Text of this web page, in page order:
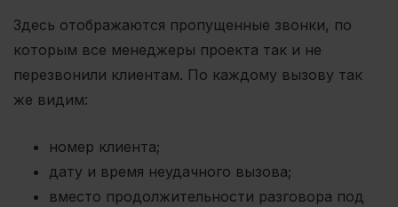
Здесь отображаются пропущенные звонки, по
которым все менеджеры проекта так и не
перезвонили клиентам. По каждому вызову так
же видим:
номер клиента;
дату и время неудачного вызова;
вместо продолжительности разговора под